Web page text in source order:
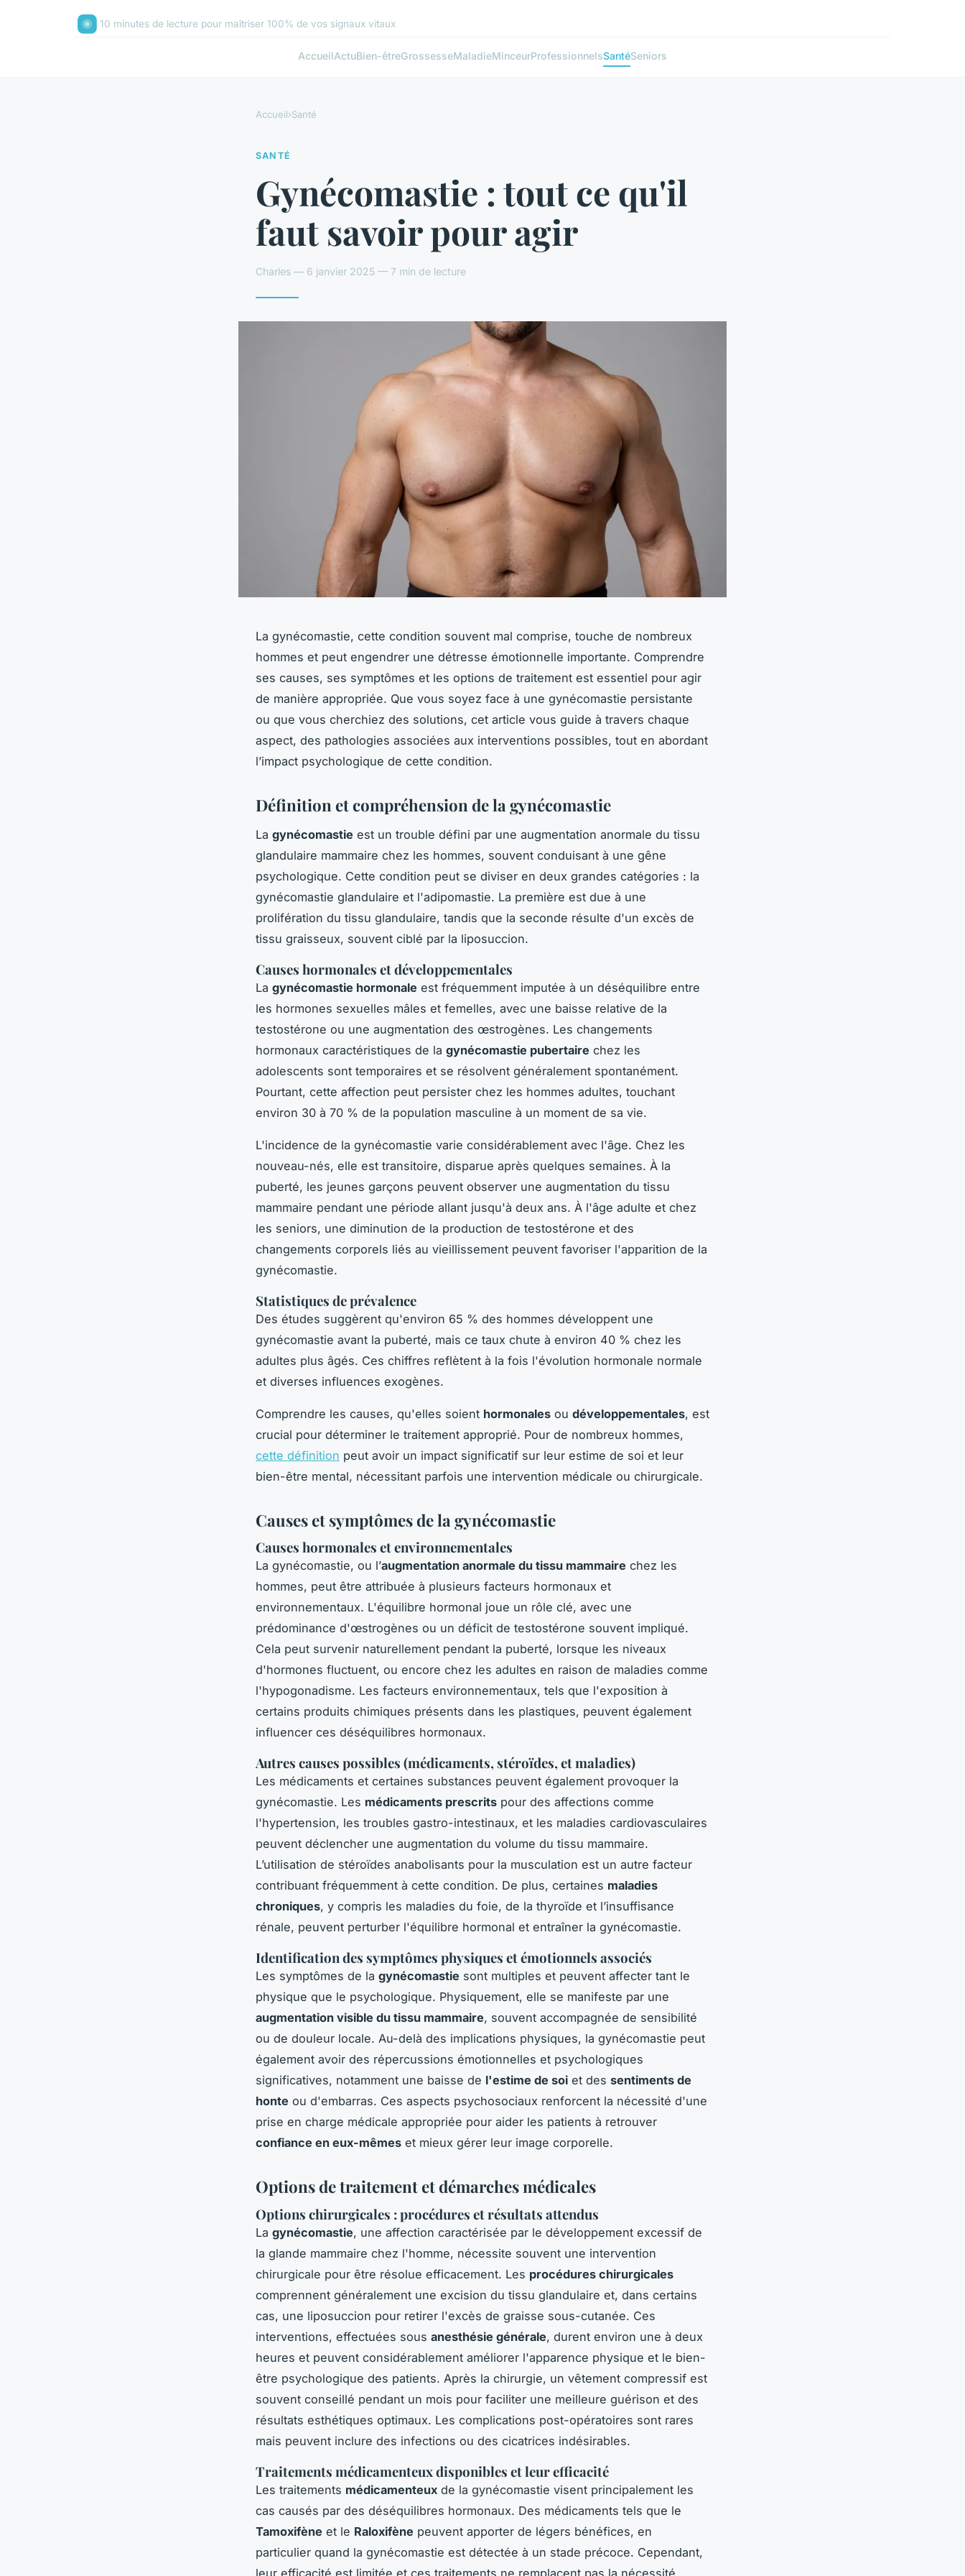
10 minutes de lecture pour maîtriser 100% de vos signaux vitaux
AccueilActuBien-êtreGrossesseMaladieMinceurProfessionnelsSantéSeniors
Accueil›Santé
SANTÉ
Gynécomastie : tout ce qu'il
faut savoir pour agir
Charles — 6 janvier 2025 — 7 min de lecture
La gynécomastie, cette condition souvent mal comprise, touche de nombreux
hommes et peut engendrer une détresse émotionnelle importante. Comprendre
ses causes, ses symptômes et les options de traitement est essentiel pour agir
de manière appropriée. Que vous soyez face à une gynécomastie persistante
ou que vous cherchiez des solutions, cet article vous guide à travers chaque
aspect, des pathologies associées aux interventions possibles, tout en abordant
l’impact psychologique de cette condition.
Définition et compréhension de la gynécomastie
La gynécomastie est un trouble défini par une augmentation anormale du tissu
glandulaire mammaire chez les hommes, souvent conduisant à une gêne
psychologique. Cette condition peut se diviser en deux grandes catégories : la
gynécomastie glandulaire et l'adipomastie. La première est due à une
prolifération du tissu glandulaire, tandis que la seconde résulte d'un excès de
tissu graisseux, souvent ciblé par la liposuccion.
Causes hormonales et développementales
La gynécomastie hormonale est fréquemment imputée à un déséquilibre entre
les hormones sexuelles mâles et femelles, avec une baisse relative de la
testostérone ou une augmentation des œstrogènes. Les changements
hormonaux caractéristiques de la gynécomastie pubertaire chez les
adolescents sont temporaires et se résolvent généralement spontanément.
Pourtant, cette affection peut persister chez les hommes adultes, touchant
environ 30 à 70 % de la population masculine à un moment de sa vie.
L'incidence de la gynécomastie varie considérablement avec l'âge. Chez les
nouveau-nés, elle est transitoire, disparue après quelques semaines. À la
puberté, les jeunes garçons peuvent observer une augmentation du tissu
mammaire pendant une période allant jusqu'à deux ans. À l'âge adulte et chez
les seniors, une diminution de la production de testostérone et des
changements corporels liés au vieillissement peuvent favoriser l'apparition de la
gynécomastie.
Statistiques de prévalence
Des études suggèrent qu'environ 65 % des hommes développent une
gynécomastie avant la puberté, mais ce taux chute à environ 40 % chez les
adultes plus âgés. Ces chiffres reflètent à la fois l'évolution hormonale normale
et diverses influences exogènes.
Comprendre les causes, qu'elles soient hormonales ou développementales, est
crucial pour déterminer le traitement approprié. Pour de nombreux hommes,
cette définition peut avoir un impact significatif sur leur estime de soi et leur
bien-être mental, nécessitant parfois une intervention médicale ou chirurgicale.
Causes et symptômes de la gynécomastie
Causes hormonales et environnementales
La gynécomastie, ou l’augmentation anormale du tissu mammaire chez les
hommes, peut être attribuée à plusieurs facteurs hormonaux et
environnementaux. L'équilibre hormonal joue un rôle clé, avec une
prédominance d'œstrogènes ou un déficit de testostérone souvent impliqué.
Cela peut survenir naturellement pendant la puberté, lorsque les niveaux
d'hormones fluctuent, ou encore chez les adultes en raison de maladies comme
l'hypogonadisme. Les facteurs environnementaux, tels que l'exposition à
certains produits chimiques présents dans les plastiques, peuvent également
influencer ces déséquilibres hormonaux.
Autres causes possibles (médicaments, stéroïdes, et maladies)
Les médicaments et certaines substances peuvent également provoquer la
gynécomastie. Les médicaments prescrits pour des affections comme
l'hypertension, les troubles gastro-intestinaux, et les maladies cardiovasculaires
peuvent déclencher une augmentation du volume du tissu mammaire.
L’utilisation de stéroïdes anabolisants pour la musculation est un autre facteur
contribuant fréquemment à cette condition. De plus, certaines maladies
chroniques, y compris les maladies du foie, de la thyroïde et l’insuffisance
rénale, peuvent perturber l'équilibre hormonal et entraîner la gynécomastie.
Identification des symptômes physiques et émotionnels associés
Les symptômes de la gynécomastie sont multiples et peuvent affecter tant le
physique que le psychologique. Physiquement, elle se manifeste par une
augmentation visible du tissu mammaire, souvent accompagnée de sensibilité
ou de douleur locale. Au-delà des implications physiques, la gynécomastie peut
également avoir des répercussions émotionnelles et psychologiques
significatives, notamment une baisse de l'estime de soi et des sentiments de
honte ou d'embarras. Ces aspects psychosociaux renforcent la nécessité d'une
prise en charge médicale appropriée pour aider les patients à retrouver
confiance en eux-mêmes et mieux gérer leur image corporelle.
Options de traitement et démarches médicales
Options chirurgicales : procédures et résultats attendus
La gynécomastie, une affection caractérisée par le développement excessif de
la glande mammaire chez l'homme, nécessite souvent une intervention
chirurgicale pour être résolue efficacement. Les procédures chirurgicales
comprennent généralement une excision du tissu glandulaire et, dans certains
cas, une liposuccion pour retirer l'excès de graisse sous-cutanée. Ces
interventions, effectuées sous anesthésie générale, durent environ une à deux
heures et peuvent considérablement améliorer l'apparence physique et le bien-
être psychologique des patients. Après la chirurgie, un vêtement compressif est
souvent conseillé pendant un mois pour faciliter une meilleure guérison et des
résultats esthétiques optimaux. Les complications post-opératoires sont rares
mais peuvent inclure des infections ou des cicatrices indésirables.
Traitements médicamenteux disponibles et leur efficacité
Les traitements médicamenteux de la gynécomastie visent principalement les
cas causés par des déséquilibres hormonaux. Des médicaments tels que le
Tamoxifène et le Raloxifène peuvent apporter de légers bénéfices, en
particulier quand la gynécomastie est détectée à un stade précoce. Cependant,